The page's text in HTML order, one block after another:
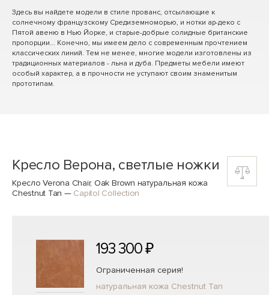
Здесь вы найдете модели в стиле прованс, отсылающие к
солнечному французскому Средиземноморью, и нотки ар-деко с
Пятой авеню в Нью Йорке, и старые-добрые солидные британские
пропорции... Конечно, мы имеем дело с современным прочтением
классических линий. Тем не менее, многие модели изготовлены из
традиционных материалов - льна и дуба. Предметы мебели имеют
особый характер, а в прочности не уступают своим знаменитым
прототипам.
Кресло Верона, светлые ножки
Кресло Verona Chair, Oak Brown натуральная кожа
Chestnut Tan — Capitol Collection
193 300 ₽
Ограниченная серия!
натуральная кожа Chestnut Tan